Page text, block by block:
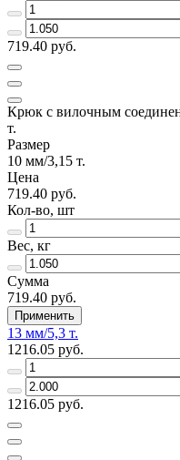
719.40 руб.
Крюк с вилочным
т.
Размер
10 мм/3,15 т.
Цена
719.40 руб.
Кол-во, шт
Вес, кг
Сумма
719.40 руб.
Применить
13 мм/5,3 т.
1216.05 руб.
1216.05 руб.